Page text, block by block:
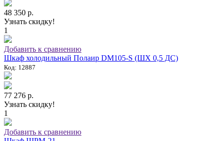
48 350 р.
Узнать скидку!
1
Добавить к сравнению
Шкаф холодильный Полаир DM105-S (ШХ 0,5 ДС)
Код: 12887
77 276 р.
Узнать скидку!
1
Добавить к сравнению